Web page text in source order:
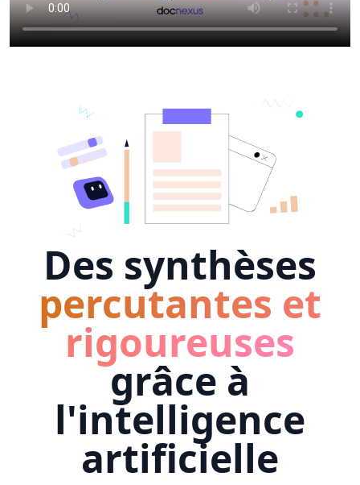
Des synthèses
percutantes et
rigoureuses
grâce à
l'intelligence
artificielle